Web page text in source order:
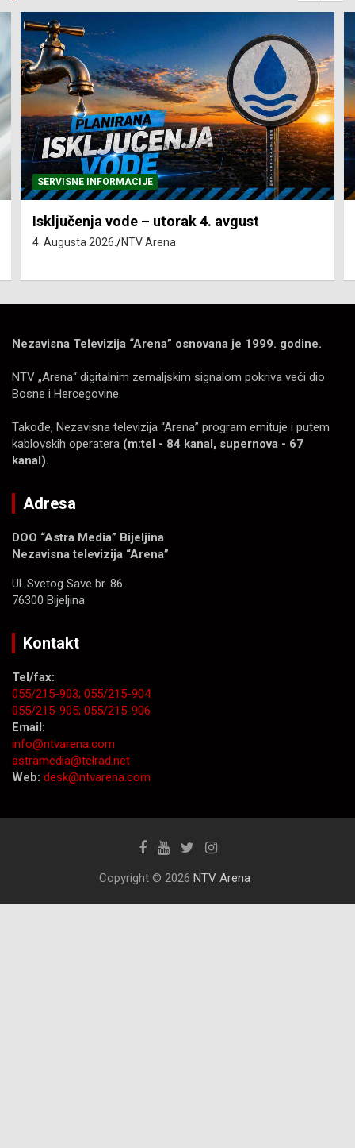
SERVISNE INFORMACIJE
Isključenja el. energije – utorak 4. avgust
4. Augusta 2026. NTV Arena
Nezavisna Televizija “Arena” osnovana je 1999. godine.
NTV „Arena“ digitalnim zemaljskim signalom pokriva veći dio
Bosne i Hercegovine.
Takođe, Nezavisna televizija “Arena” program emituje i putem
kablovskih operatera (m:tel - 84 kanal, supernova - 67
kanal).
Adresa
DOO “Astra Media” Bijeljina
Nezavisna televizija “Arena”
Ul. Svetog Save br. 86.
76300 Bijeljina
Kontakt
Tel/fax:
055/215-903; 055/215-904
055/215-905; 055/215-906
Email:
info@ntvarena.com
astramedia@telrad.net
Web: desk@ntvarena.com
Copyright © 2026 NTV Arena